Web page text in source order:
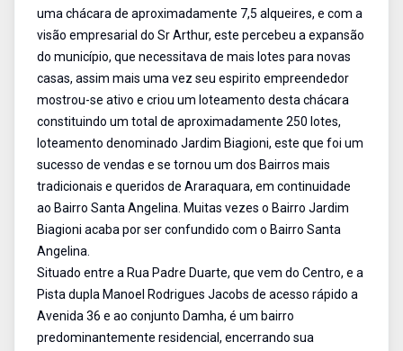
uma chácara de aproximadamente 7,5 alqueires, e com a
visão empresarial do Sr Arthur, este percebeu a expansão
do município, que necessitava de mais lotes para novas
casas, assim mais uma vez seu espirito empreendedor
mostrou-se ativo e criou um loteamento desta chácara
constituindo um total de aproximadamente 250 lotes,
loteamento denominado Jardim Biagioni, este que foi um
sucesso de vendas e se tornou um dos Bairros mais
tradicionais e queridos de Araraquara, em continuidade
ao Bairro Santa Angelina. Muitas vezes o Bairro Jardim
Biagioni acaba por ser confundido com o Bairro Santa
Angelina.
Situado entre a Rua Padre Duarte, que vem do Centro, e a
Pista dupla Manoel Rodrigues Jacobs de acesso rápido a
Avenida 36 e ao conjunto Damha, é um bairro
predominantemente residencial, encerrando sua